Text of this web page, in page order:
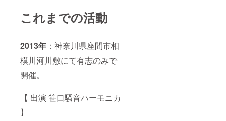
これまでの活動
2013年 ：神奈川県座間市相
模川河川敷にて有志のみで
開催。
【 出演 笹口騒音ハーモニカ
】